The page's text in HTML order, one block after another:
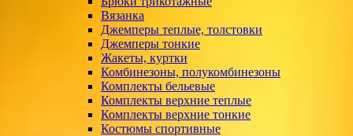
Вязанка
Джемперы теплые, толстовки
Джемперы тонкие
Жакеты, куртки
Комбинезоны, полукомбинезоны
Комплекты бельевые
Комплекты верхние теплые
Комплекты верхние тонкие
Костюмы спортивные